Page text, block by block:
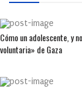
Cómo un adolescente, y
voluntaria» de Gaza